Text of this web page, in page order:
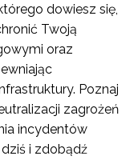
dowiesz się,
Twoją
oraz
Poznaj
zagrożeń
incydentów
i zdobądź